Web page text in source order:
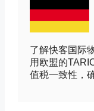
了解快客国际
用欧盟的
值税一致性，